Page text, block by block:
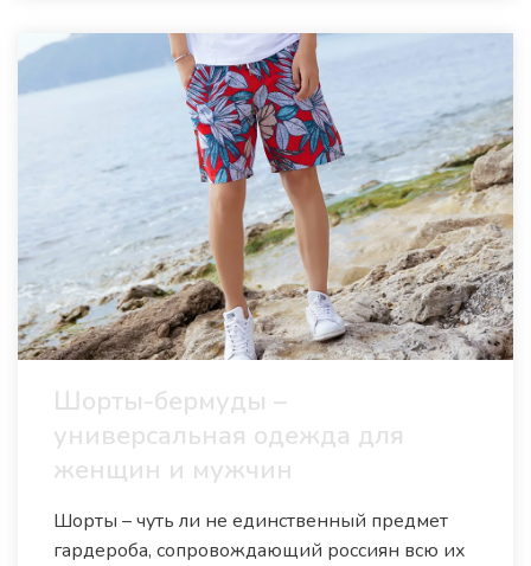
Шорты-бермуды –
универсальная одежда для
женщин и мужчин
Шорты – чуть ли не единственный предмет
гардероба, сопровождающий россиян всю их